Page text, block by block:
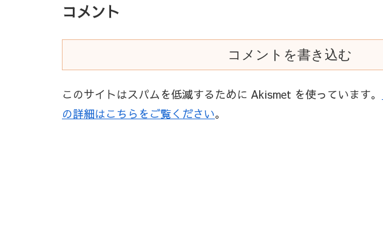
コメント
コメントを書き込む
このサイトはスパムを低減するために Akismet を使っています。
の詳細はこちらをご覧ください。